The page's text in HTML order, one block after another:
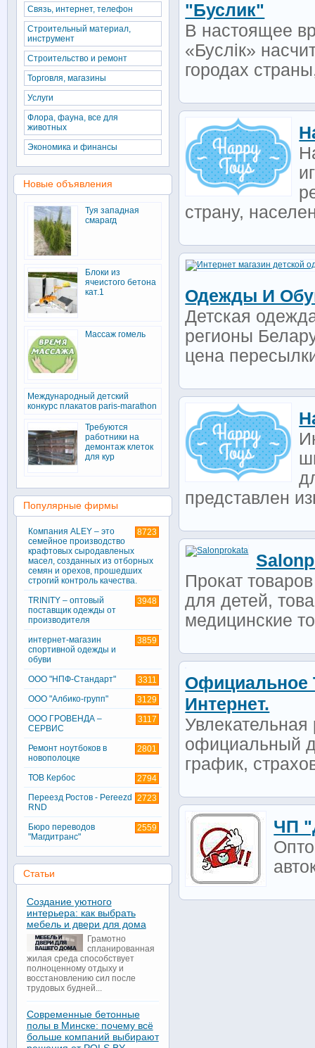
"Буслик"
В настоящее
«Буслiк»
городах
страну,
Одежды И
Детская
регионы
цена
представлен
Прокат
для детей,
медицинские
Официальное
Интернет.
официальный
график,
ЧП
Связь, интернет, телефон
Строительный материал,
инструмент
Строительство и ремонт
Торговля, магазины
Услуги
Флора, фауна, все для
животных
Экономика и финансы
Новые объявления
Туя западная
смарагд
Блоки из
ячеистого бетона
кат.1
Массаж гомель
Международный детский
конкурс плакатов paris-marathon
Требуются
работники на
демонтаж клеток
для кур
Популярные фирмы
8723
Компания ALEY – это
семейное производство
крафтовых сыродавленых
масел, созданных из отборных
семян и орехов, прошедших
строгий контроль качества.
3948
TRINITY – оптовый
поставщик одежды от
производителя
3859
интернет-магазин
спортивной одежды и
обуви
3311
ООО "НПФ-Стандарт"
3129
ООО "Албико-групп"
3117
ООО ГРОВЕНДА –
СЕРВИС
2801
Ремонт ноутбоков в
новополоцке
2794
ТОВ Кербос
2723
Переезд Ростов - Pereezd
RND
2559
Бюро переводов
"Магдитранс"
Статьи
Создание уютного
интерьера: как выбрать
мебель и двери для дома
Грамотно
спланированная
жилая среда способствует
полноценному отдыху и
восстановлению сил после
трудовых будней...
Современные бетонные
полы в Минске: почему всё
больше компаний выбирают